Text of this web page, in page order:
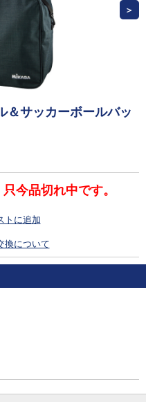
＆サッカーボールバッ
今品切れ中です。
トに追加
換について